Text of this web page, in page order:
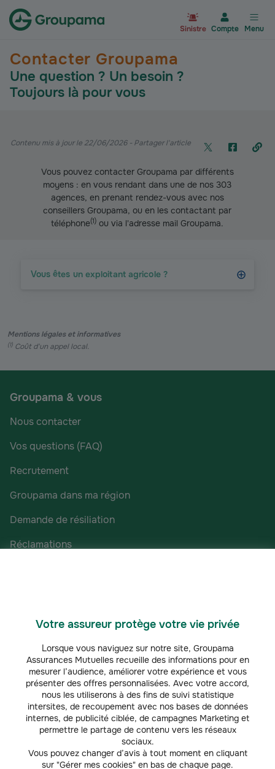
Votre assureur protège votre vie privée
Lorsque vous naviguez sur notre site, Groupama
Assurances Mutuelles recueille des informations pour en
mesurer l’audience, améliorer votre expérience et vous
présenter des offres personnalisées. Avec votre accord,
nous les utiliserons à des fins de suivi statistique
intersites, de recoupement avec nos bases de données
internes, de publicité ciblée, de campagnes Marketing et
permettre le partage de contenu vers les réseaux
sociaux.
Vous pouvez changer d’avis à tout moment en cliquant
sur "Gérer mes cookies" en bas de chaque page.
Sinistre Compte Menu
Contacter Groupama
Une question ? Un besoin ?
Toujours là pour vous
Contenu mis à jour le 22/06/2026- Partager l'article
Vous pouvez contacter Groupama par différents
moyens : en vous rendant dans une de nos 303
agences, en prenant rendez-vous avec nos
conseillers Groupama, ou en les contactant par
téléphone(1) ou via l'adresse mail Groupama.
Vous êtes un exploitant agricole ?
Mentions légales et informatives
(1) Coût d'un appel local.
Groupama & vous
Nous contacter
Vos questions (FAQ)
Recrutement
Groupama dans ma région
Demande de résiliation
Réclamations
Assurance Habitation
Mutuelle Santé
Assurance vie projets
Assurances Loisirs
Devis en ligne